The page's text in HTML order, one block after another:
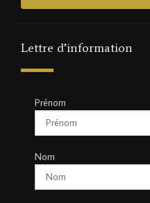
Lettre d’information
Prénom
Nom